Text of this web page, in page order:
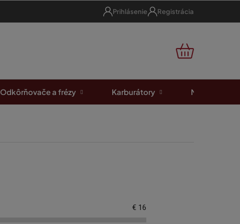
Prihlásenie Registrácia
NÁKUPNÝ
Odkôrňovače a frézy Karburátory Motorové
€ 16